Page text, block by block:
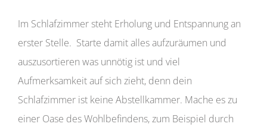
Im Schlafzimmer steht Erholung und Entspannung an
erster Stelle. Starte damit alles aufzuräumen und
auszusortieren was unnötig ist und viel
Aufmerksamkeit auf sich zieht, denn dein
Schlafzimmer ist keine Abstellkammer. Mache es zu
einer Oase des Wohlbefindens, zum Beispiel durch